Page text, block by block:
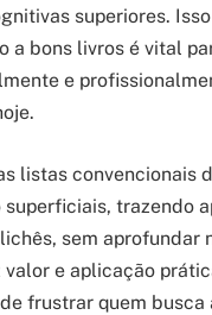
superiores.
a bons livros é vital
e
listas convencionais
superficiais, trazendo
sem aprofundar
e aplicação
frustrar quem busca